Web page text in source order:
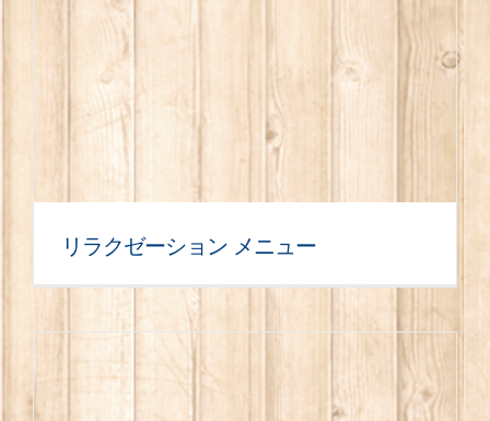
リラクゼーション メニュー